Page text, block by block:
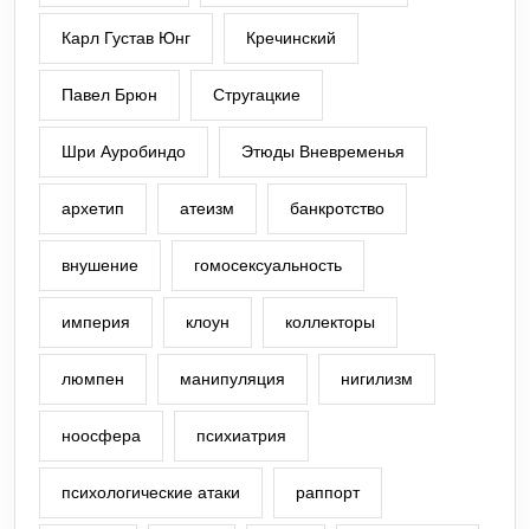
Карл Густав Юнг Кречинский
Павел Брюн Стругацкие
Шри Ауробиндо Этюды Вневременья
архетип атеизм банкротство
внушение гомосексуальность
империя клоун коллекторы
люмпен манипуляция нигилизм
ноосфера психиатрия
психологические атаки раппорт